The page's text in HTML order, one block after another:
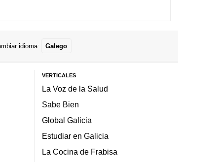
idioma: Galego
VERTICALES
La Voz de la Salud
Sabe Bien
Global Galicia
Estudiar en Galicia
La Cocina de Frabisa